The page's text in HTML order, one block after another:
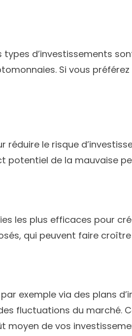
d’investissements
Si vous
le risque
potentiel de la mauvaise
les plus efficaces pour
qui peuvent faire
exemple via des plans
fluctuations du marché.
moyen de vos